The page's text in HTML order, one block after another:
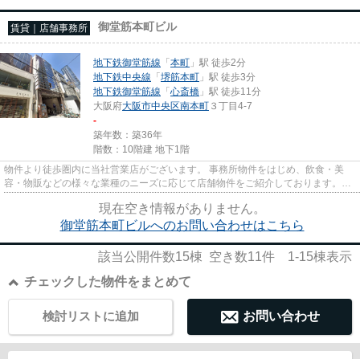
賃貸｜店舗事務所 御堂筋本町ビル
地下鉄御堂筋線 「本町 」駅 徒歩2分
地下鉄中央線 「堺筋本町 」駅 徒歩3分
地下鉄御堂筋線 「心斎橋 」駅 徒歩11分
大阪府大阪市中央区南本町 ３丁目4-7
-
築年数：築36年
階数：10階建 地下1階
物件より徒歩圏内に当社営業店がございます。 事務所物件をはじめ、飲食・美
容・物販などの様々な業種のニーズに応じて店舗物件をご紹介しております。
尚、弊社ではおとり広告は一切...
現在空き情報がありません。
御堂筋本町ビルへのお問い合わせはこちら
該当公開件数15棟 空き数11件 1-15棟表示
チェックした物件をまとめて
お問い合わせ
検討リストに追加